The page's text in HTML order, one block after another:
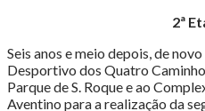
2ª
Seis anos e meio depois, de
Desportivo dos Quatro
Parque de S. Roque e ao
Aventino para a realização da